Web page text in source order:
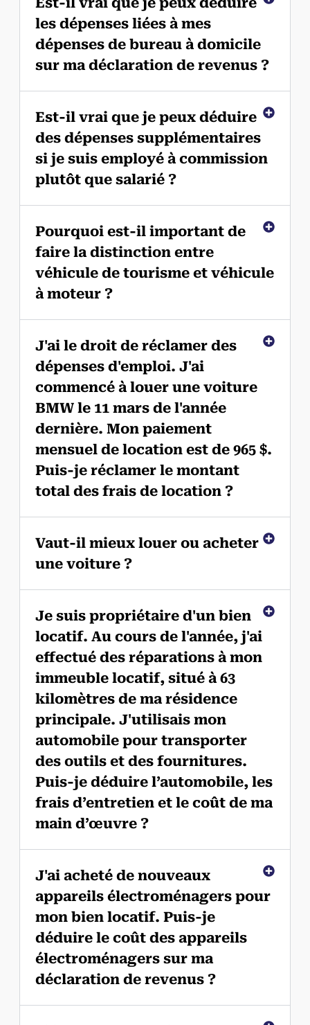
les dépenses liées à mes
dépenses de bureau à domicile
sur ma déclaration de revenus ?
Est-il vrai que je peux déduire
des dépenses supplémentaires
si je suis employé à commission
plutôt que salarié ?
Pourquoi est-il important de
faire la distinction entre
véhicule de tourisme et véhicule
à moteur ?
J'ai le droit de réclamer des
dépenses d'emploi. J'ai
commencé à louer une voiture
BMW le 11 mars de l'année
dernière. Mon paiement
mensuel de location est de 965 $.
Puis-je réclamer le montant
total des frais de location ?
Vaut-il mieux louer ou acheter
une voiture ?
Je suis propriétaire d'un bien
locatif. Au cours de l'année, j'ai
effectué des réparations à mon
immeuble locatif, situé à 63
kilomètres de ma résidence
principale. J'utilisais mon
automobile pour transporter
des outils et des fournitures.
Puis-je déduire l’automobile, les
frais d’entretien et le coût de ma
main d’œuvre ?
J'ai acheté de nouveaux
appareils électroménagers pour
mon bien locatif. Puis-je
déduire le coût des appareils
électroménagers sur ma
déclaration de revenus ?